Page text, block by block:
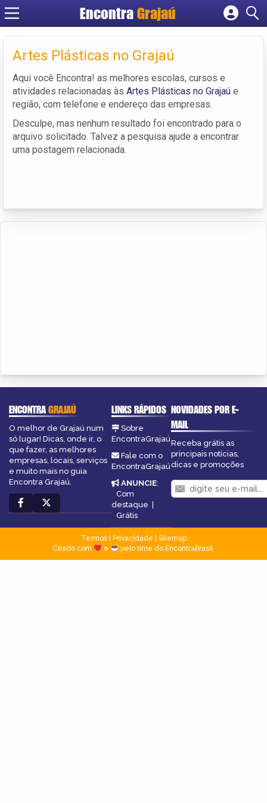
Encontra Grajaú
Cadastrar empresa
Criar conta
Artes Plásticas no Grajaú
Aqui você Encontra! as melhores escolas, cursos e
atividades relacionadas às Artes Plásticas no Grajaú e
região, com telefone e endereço das empresas.
Desculpe, mas nenhum resultado foi encontrado para o
arquivo solicitado. Talvez a pesquisa ajude a encontrar
uma postagem relacionada.
ENCONTRAGRAJAÚ
O melhor de Grajaú num
só lugar! Dicas, onde ir, o
que fazer, as melhores
empresas, locais, serviços
e muito mais no guia
Encontra Grajaú.
LINKS RÁPIDOS
Sobre
EncontraGrajaú
Fale com o
EncontraGrajaú
ANUNCIE:
Com
destaque |
Grátis
NOVIDADES POR E-
MAIL
Receba grátis as
principais notícias,
dicas e promoções
Termos| Privacidade
Sitemap
Criado com
e pelo time do EncontraBrasil